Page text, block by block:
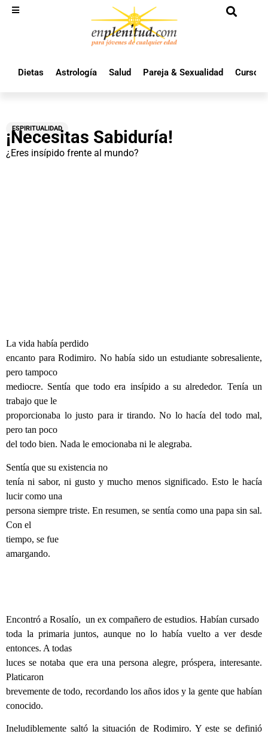
Dietas Astrología Salud Pareja & Sexualidad Cursos
ESPIRITUALIDAD
¡Necesitas Sabiduría!
¿Eres insípido frente al mundo?
La vida había perdido
encanto para Rodimiro. No había sido un estudiante sobresaliente,
pero tampoco
mediocre. Sentía que todo era insípido a su alrededor. Tenía un
trabajo que le
proporcionaba lo justo para ir tirando. No lo hacía del todo mal,
pero tan poco
del todo bien. Nada le emocionaba ni le alegraba.
Sentía que su existencia no
tenía ni sabor, ni gusto y mucho menos significado. Esto le hacía
lucir como una
persona siempre triste. En resumen, se sentía como una papa sin sal.
Con el
tiempo, se fue
amargando.
Encontró a Rosalío, un ex compañero de estudios. Habían cursado
toda la primaria juntos, aunque no lo había vuelto a ver desde
entonces. A todas
luces se notaba que era una persona alegre, próspera, interesante.
Platicaron
brevemente de todo, recordando los años idos y la gente que habían
conocido.
Ineludiblemente saltó la situación de Rodimiro. Y este se definió